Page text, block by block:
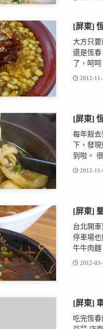
[屏東]
大方只要
還是恆
了，呵呵
2012-
[屏東]
每年殺去
下，發
到啦。
2012-11-
[屏東]
台北開
停車場
牛牛肉麵
2012-03-
[屏東]
吃完恆